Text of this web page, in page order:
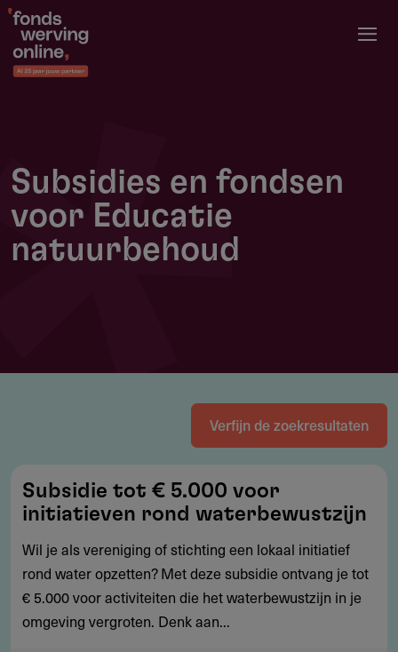
Overslaan
naar
de
Subsidies en fondsen
voor Educatie
natuurbehoud
Verfijn de zoekresultaten
tot
€
5.000
voor
initiatieven
rond
Subsidie tot € 5.000 voor
initiatieven rond waterbewustzijn
Wil je als vereniging of stichting een lokaal initiatief
rond water opzetten? Met deze subsidie ontvang je tot
€ 5.000 voor activiteiten die het waterbewustzijn in je
omgeving vergroten. Denk aan...